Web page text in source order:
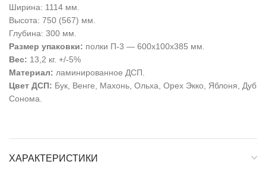
Ширина: 1114 мм.
Высота: 750 (567) мм.
Глубина: 300 мм.
Размер упаковки: полки П-3 — 600х100х385 мм.
Вес: 13,2 кг. +/-5%
Материал: ламинированное ДСП.
Цвет ДСП: Бук, Венге, Махонь, Ольха, Орех Экко, Яблоня, Дуб
Сонома.
ХАРАКТЕРИСТИКИ